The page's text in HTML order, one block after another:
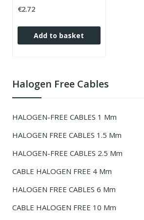
Halogen Free Cables
HALOGEN-FREE CABLES 1 Mm
HALOGEN FREE CABLES 1.5 Mm
HALOGEN-FREE CABLES 2.5 Mm
CABLE HALOGEN FREE 4 Mm
HALOGEN FREE CABLES 6 Mm
CABLE HALOGEN FREE 10 Mm
€2.72
Add to basket